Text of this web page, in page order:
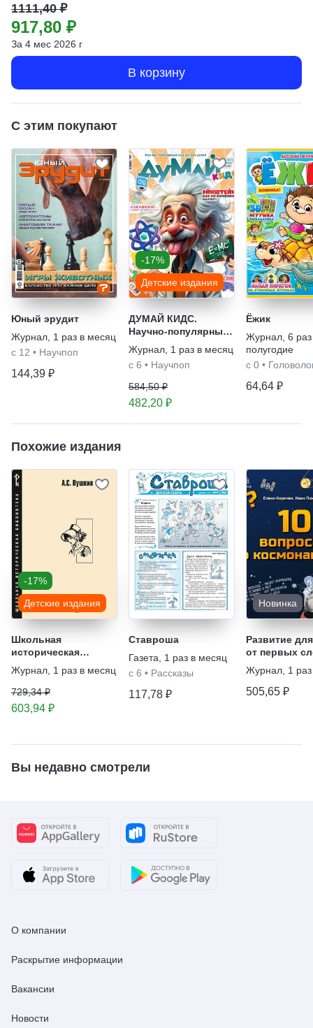
1111,40 ₽
917,80 ₽
За 4 мес 2026 г
В корзину
С этим покупают
Юный эрудит
Журнал 1 раз в месяц
с 12 • Научпоп
144,39 ₽
-17%
Детские издания
ДУМАЙ КИДС.
Научно-популярный
журнал для детей
Журнал 1 раз в месяц
с 6 • Научпоп
584,50 ₽
482,20 ₽
Ёжик
Журнал 6
полугодие
с 0 •
64,64 ₽
Похожие издания
-17%
Детские издания
Школьная
историческая
библиотека. Серия
книг
Журнал 1 раз в месяц
729,34 ₽
603,94 ₽
Ставроша
Газета
1 раз в месяц
с 6 • Рассказы
117,78 ₽
Новинка
Развитие
от первых
покорения
Книжная
Журнал 1
505,65 ₽
Вы недавно смотрели
О компании
Раскрытие информации
Вакансии
Новости